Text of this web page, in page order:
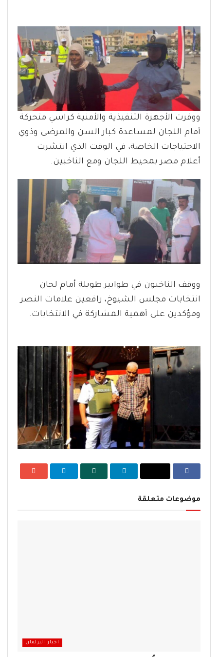
ووفرت الأجهزة التنفيذية والأمنية كراسي متحركة
أمام اللجان لمساعدة كبار السن والمرضى وذوي
الاحتياجات الخاصة، في الوقت الذي انتشرت
أعلام مصر بمحيط اللجان ومع الناخبين.
ووقف الناخبون في طوابير طويلة أمام لجان
انتخابات مجلس الشيوخ، رافعين علامات النصر
ومؤكدين على أهمية المشاركة في الانتخابات.
موضوعات متعلقة
اخبار البرلمان